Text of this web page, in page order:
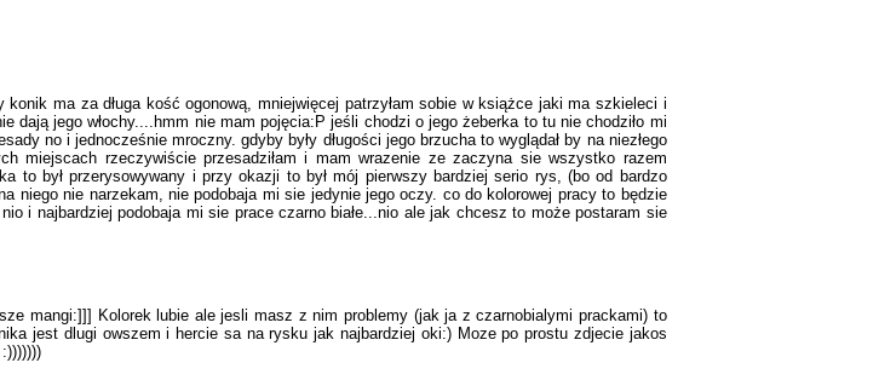
ma za długa kość ogonową, mniejwięcej patrzyłam sobie w książce jaki ma szkieleci i
dają jego włochy....hmm nie mam pojęcia:P jeśli chodzi o jego żeberka to tu nie chodziło mi
no i jednocześnie mroczny. gdyby były długości jego brzucha to wyglądał by na niezłego
miejscach rzeczywiście przesadziłam i mam wrazenie ze zaczyna sie wszystko razem
to był przerysowywany i przy okazji to był mój pierwszy bardziej serio rys, (bo od bardzo
niego nie narzekam, nie podobaja mi sie jedynie jego oczy. co do kolorowej pracy to będzie
i najbardziej podobaja mi sie prace czarno białe...nio ale jak chcesz to może postaram sie
mangi:]]] Kolorek lubie ale jesli masz z nim problemy (jak ja z czarnobialymi prackami) to
jest dlugi owszem i hercie sa na rysku jak najbardziej oki:) Moze po prostu zdjecie jakos